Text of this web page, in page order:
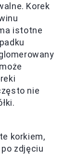
Korek
istotne
nie
korkiem,
zdjęciu